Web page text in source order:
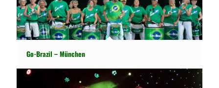
Go-Brazil – München